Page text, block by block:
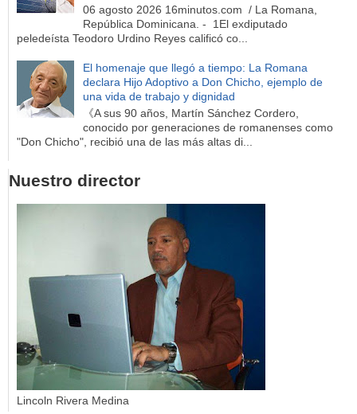
06 agosto 2026 16minutos.com / La Romana,
República Dominicana. - 1El exdiputado
peledeísta Teodoro Urdino Reyes calificó co...
El homenaje que llegó a tiempo: La Romana
declara Hijo Adoptivo a Don Chicho, ejemplo de
una vida de trabajo y dignidad
《A sus 90 años, Martín Sánchez Cordero,
conocido por generaciones de romanenses como
"Don Chicho", recibió una de las más altas di...
Nuestro director
Lincoln Rivera Medina